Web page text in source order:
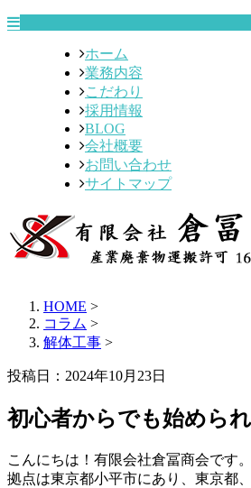
ホーム
業務内容
こだわり
採用情報
BLOG
会社概要
お問い合わせ
サイトマップ
HOME >
コラム >
解体工事 >
投稿日：2024年10月23日
初心者からでも始めら
こんにちは！有限会社倉冨商会です。
拠点は東京都小平市にあり、東京都